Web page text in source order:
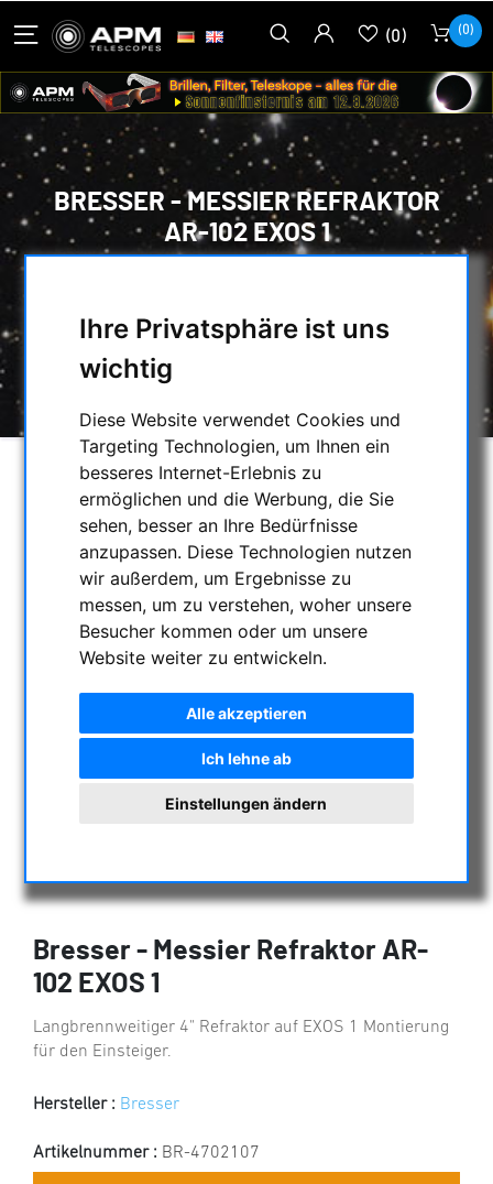
Ihre Privatsphäre ist uns
wichtig
Diese Website verwendet Cookies und
Targeting Technologien, um Ihnen ein
besseres Internet-Erlebnis zu
ermöglichen und die Werbung, die Sie
sehen, besser an Ihre Bedürfnisse
anzupassen. Diese Technologien nutzen
wir außerdem, um Ergebnisse zu
messen, um zu verstehen, woher unsere
Besucher kommen oder um unsere
Website weiter zu entwickeln.
Alle akzeptieren
Ich lehne ab
Einstellungen ändern
(0) (0)
BRESSER - MESSIER REFRAKTOR
AR-102 EXOS 1
ACHROMATEN
BRESSER - MESSIER REFRAKTOR AR-102
Bresser - Messier Refraktor AR-
102 EXOS 1
Langbrennweitiger 4" Refraktor auf EXOS 1 Montierung
für den Einsteiger.
Hersteller : Bresser
Artikelnummer : BR-4702107